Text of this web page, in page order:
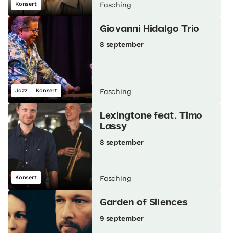
Konsert Fasching
Jazz Konsert
Giovanni Hidalgo Trio
8 september
Fasching
Konsert
Lexingtone feat. Timo
Lassy
8 september
Fasching
Garden of Silences
9 september